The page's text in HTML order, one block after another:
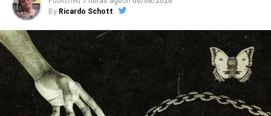
Com recordações de city pop, soft rock, música de
elevador, karaokês e cenas de filmes com gente cantando
sozinha acompanhada de um synth, o Pianocoquetel é
uma festa pop sarcástica, que segue com a new-bossa de
Silêncio constrangedor, o soul lento deOlha só(que fala
do esforço para ser visto vivo “nesse velho funeral” cheio
de valores cagados e tempos desperdiçados), o samba-
By Ricardo Schott